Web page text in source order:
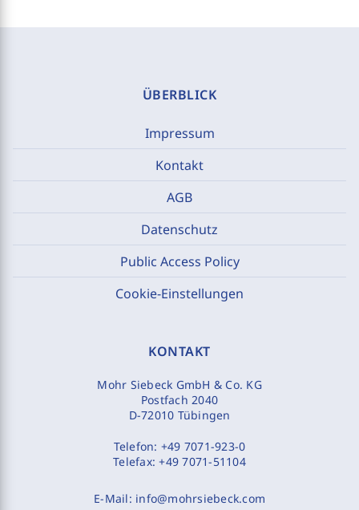
ÜBERBLICK
Impressum
Kontakt
AGB
Datenschutz
Public Access Policy
Cookie-Einstellungen
KONTAKT
Mohr Siebeck GmbH & Co. KG
Postfach 2040
D-72010 Tübingen
Telefon: +49 7071-923-0
Telefax:+49 7071-51104
E-Mail: info@mohrsiebeck.com